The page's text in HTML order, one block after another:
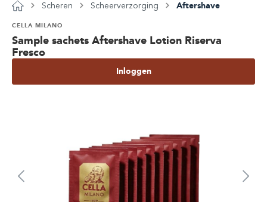
Scheren Scheerverzorging Aftershave
Sample sachets Aftershave Lotion Riserva
Fresco
CELLA MILANO
Inloggen